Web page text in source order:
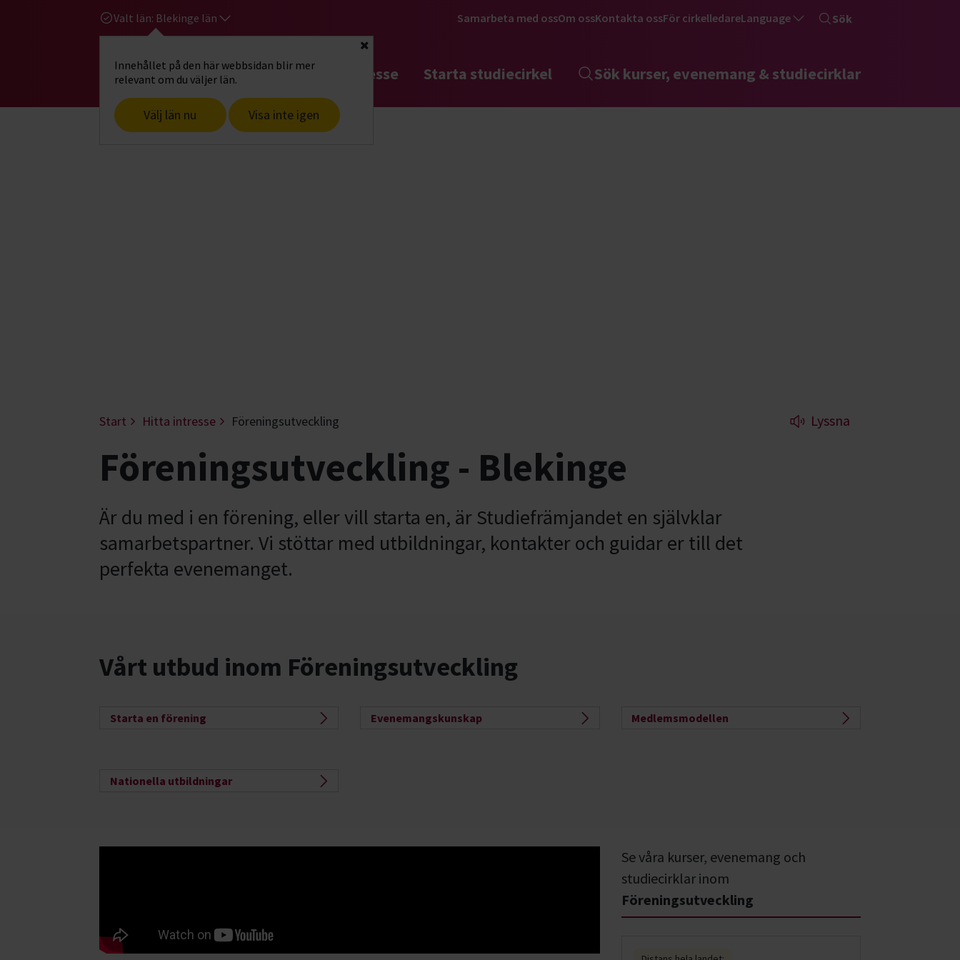
Valt län: Blekinge län
Innehållet på den här webbsidan blir mer
relevant om du väljer län.
Välj län nu Visa inte igen
Stäng
Samarbeta med ossOm ossKontakta ossFör cirkelledareLanguage Sök
Gå till studiefrämjandets startsidaHitta intresse Starta studiecirkel Sök kurser, evenemang & studiecirklar
Start Hitta intresse Föreningsutveckling Lyssna
Föreningsutveckling - Blekinge
Är du med i en förening, eller vill starta en, är Studiefrämjandet en självklar
samarbetspartner. Vi stöttar med utbildningar, kontakter och guidar er till det
perfekta evenemanget.
Vårt utbud inom Föreningsutveckling
Starta en förening Evenemangskunskap Medlemsmodellen
Nationella utbildningar
Se våra kurser, evenemang och
studiecirklar inom
Föreningsutveckling